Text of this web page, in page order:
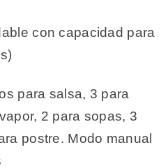
con capacidad para
para salsa, 3 para
2 para sopas, 3
postre. Modo manual